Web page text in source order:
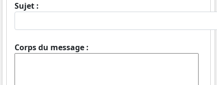
Sujet :
Corps du message :